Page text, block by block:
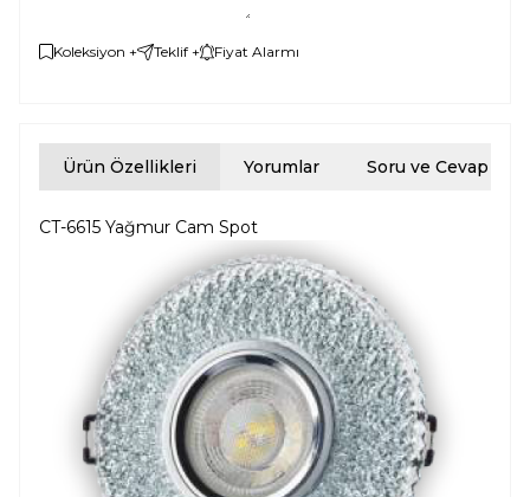
Koleksiyon + Teklif + Fiyat Alarmı
Ürün Özellikleri Yorumlar Soru ve Cevap
CT-6615 Yağmur Cam Spot